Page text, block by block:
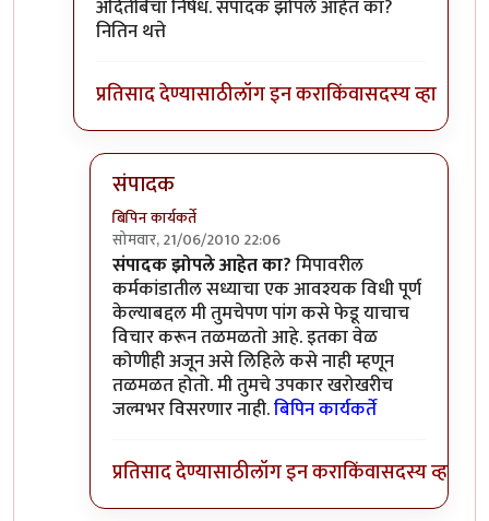
अदितीबैंचा निषेध. संपादक झोपले आहेत का?
नितिन थत्ते
प्रतिसाद देण्यासाठीलॉग इन कराकिंवासदस्य व्हा
संपादक
बिपिन कार्यकर्ते
सोमवार, 21/06/2010 22:06
In reply toनिषेधbyनितिन थत्ते
संपादक झोपले आहेत का?मिपावरील
कर्मकांडातील सध्याचा एक आवश्यक विधी पूर्ण
केल्याबद्दल मी तुमचेपण पांग कसे फेडू याचाच
विचार करून तळमळतो आहे. इतका वेळ
कोणीही अजून असे लिहिले कसे नाही म्हणून
तळमळत होतो. मी तुमचे उपकार खरोखरीच
जल्मभर विसरणार नाही.बिपिन कार्यकर्ते
प्रतिसाद देण्यासाठीलॉग इन कराकिंवासदस्य व्हा